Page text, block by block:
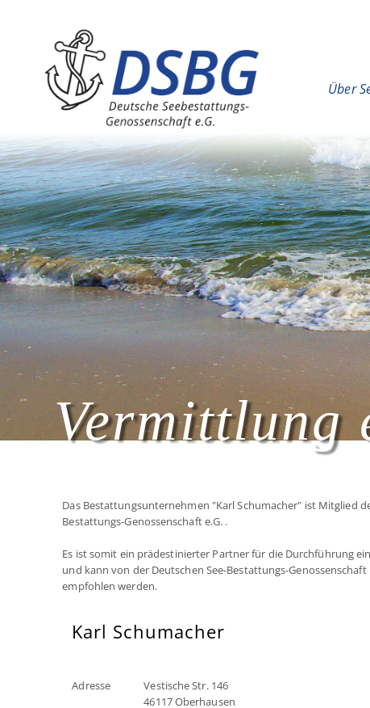
Hauptnavigation
Über
Vermittlung
Das Bestattungsunternehmen "Karl Schumacher" ist Mitglied
Bestattungs-Genossenschaft e.G. .
Es ist somit ein prädestinierter Partner für die Durchführung
und kann von der Deutschen See-Bestattungs-
empfohlen werden.
Karl Schumacher
Adresse
Vestische Str. 146
46117 Oberhausen